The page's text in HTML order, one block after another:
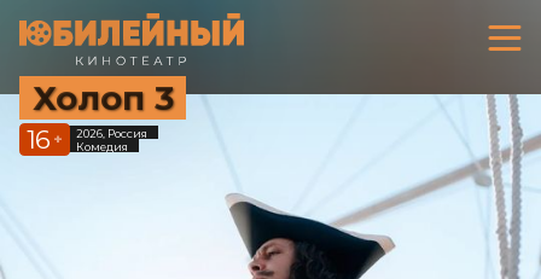
Холоп 3
16 +
2026, Россия
Комедия